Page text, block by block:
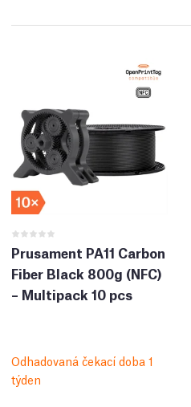
Prusament PA11 Carbon
Fiber Black 800g (NFC)
– Multipack 10 pcs
Odhadovaná čekací doba 1
týden